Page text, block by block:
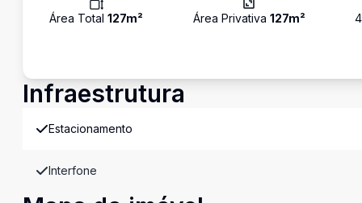
Área Total 127m² Área Privativa 127m² 4
Infraestrutura
Estacionamento
Interfone